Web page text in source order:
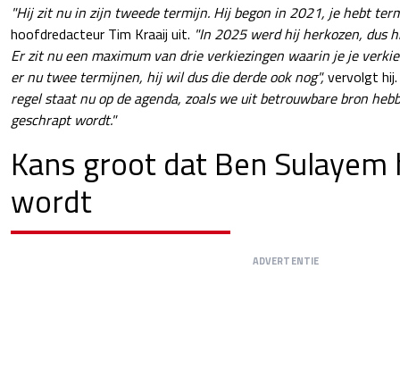
"Hij zit nu in zijn tweede termijn. Hij begon in 2021, je hebt
hoofdredacteur Tim Kraaij uit. "In 2025 werd hij herkozen, dus
Er zit nu een maximum van drie verkiezingen waarin je je
er nu twee termijnen, hij wil dus die derde ook nog",vervolgt hij.
regel staat nu op de agenda, zoals we uit betrouwbare bron
geschrapt wordt."
Kans groot dat Ben
wordt
ADVERTENTIE